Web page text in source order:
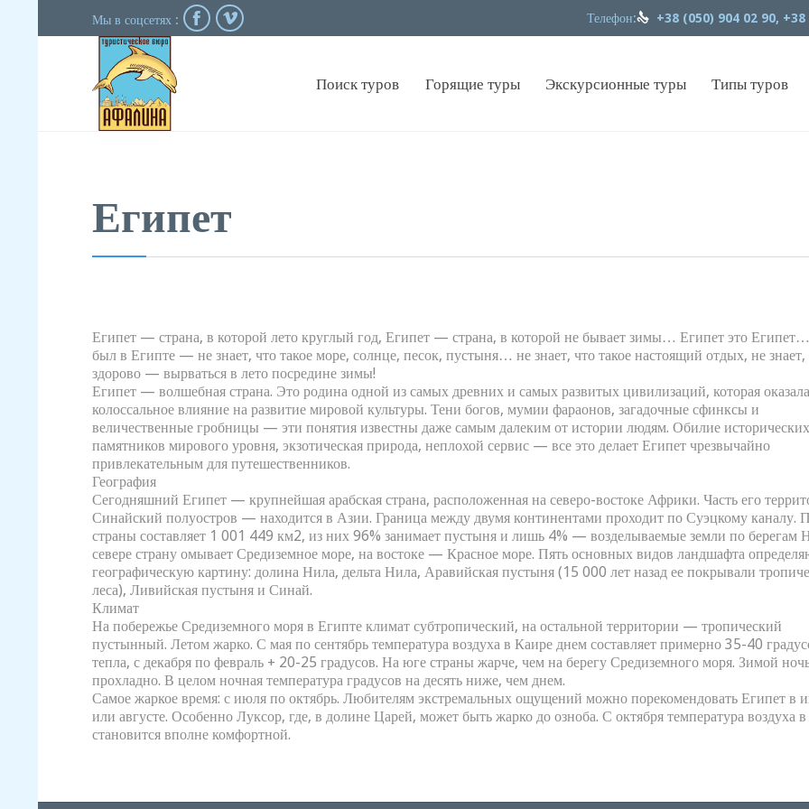
Мы в соцсетях :   Телефон: +38 (050) 904 02 90,
Поиск туров Горящие туры Экскурсионные туры Типы туров
Египет
Египет — страна, в которой лето круглый год, Египет — страна, в которой не бывает зимы… Египет это
был в Египте — не знает, что такое море, солнце, песок, пустыня… не знает, что такое настоящий отдых, не знает,
здорово — вырваться в лето посредине зимы!
Египет — волшебная страна. Это родина одной из самых древних и самых развитых цивилизаций, которая оказала
колоссальное влияние на развитие мировой культуры. Тени богов, мумии фараонов, загадочные сфинксы и
величественные гробницы — эти понятия известны даже самым далеким от истории людям. Обилие исторических
памятников мирового уровня, экзотическая природа, неплохой сервис — все это делает Египет чрезвычайно
привлекательным для путешественников.
География
Сегодняшний Египет — крупнейшая арабская страна, расположенная на северо-востоке Африки. Часть его
Синайский полуостров — находится в Азии. Граница между двумя континентами проходит по Суэцкому каналу.
страны составляет 1 001 449 км2, из них 96% занимает пустыня и лишь 4% — возделываемые земли по берегам
севере страну омывает Средиземное море, на востоке — Красное море. Пять основных видов ландшафта
географическую картину: долина Нила, дельта Нила, Аравийская пустыня (15 000 лет назад ее покрывали
леса), Ливийская пустыня и Синай.
Климат
На побережье Средиземного моря в Египте климат субтропический, на остальной территории — тропический
пустынный. Летом жарко. С мая по сентябрь температура воздуха в Каире днем составляет примерно 35-40
тепла, с декабря по февраль + 20-25 градусов. На юге страны жарче, чем на берегу Средиземного моря. Зимой
прохладно. В целом ночная температура градусов на десять ниже, чем днем.
Самое жаркое время: с июля по октябрь. Любителям экстремальных ощущений можно порекомендовать Египет в
или августе. Особенно Луксор, где, в долине Царей, может быть жарко до озноба. С октября температура воздуха в
становится вполне комфортной.